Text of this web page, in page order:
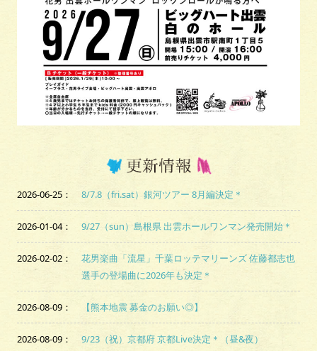
2026-06-25 ： 8/7.8（fri.sat）銀河ツアー 8月編決定＊
2026-01-04： 9/27（sun）島根県 出雲ホールワンマン発売開始＊
2026-02-02 ：
花男楽曲「流星」千葉ロッテマリーンズ 佐藤都志也
選手の登場曲に2026年も決定＊
2026-08-09 ： 【熊本地震 募金のお願い◎】
2026-08-09 ： 9/23（祝）京都府 京都Live決定＊（昼&夜）